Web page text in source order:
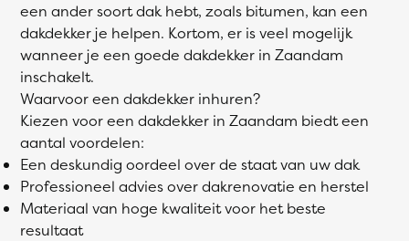
een ander soort dak hebt, zoals bitumen, kan een
dakdekker je helpen. Kortom, er is veel mogelijk
wanneer je een goede dakdekker in Zaandam
inschakelt.
Waarvoor een dakdekker inhuren?
Kiezen voor een dakdekker in Zaandam biedt een
aantal voordelen:
Een deskundig oordeel over de staat van uw dak
Professioneel advies over dakrenovatie en herstel
Materiaal van hoge kwaliteit voor het beste
resultaat